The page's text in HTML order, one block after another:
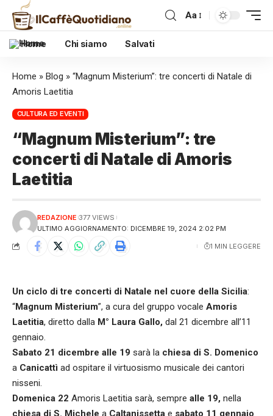
Aa
Home Chi siamo Salvati
Home » Blog » “Magnum Misterium”: tre concerti di Natale di
Amoris Laetitia
CULTURA ED EVENTI
“Magnum Misterium”: tre
concerti di Natale di Amoris
Laetitia
ULTIMO AGGIORNAMENTO: DICEMBRE 19, 2024 2:02 PM
REDAZIONE 377 VIEWS
1 MIN LEGGERE
Un ciclo di tre concerti di Natale nel cuore della Sicilia:
“Magnum Misterium”, a cura del gruppo vocale Amoris
Laetitia, diretto dalla M° Laura Gallo, dal 21 dicembre all’11
gennaio.
Sabato 21 dicembre alle 19 sarà la chiesa di S. Domenico
a Canicattì ad ospitare il virtuosismo musicale dei cantori
nisseni.
Domenica 22 Amoris Laetitia sarà, sempre alle 19, nella
chiesa di S. Michele a Caltanissetta e sabato 11 gennaio